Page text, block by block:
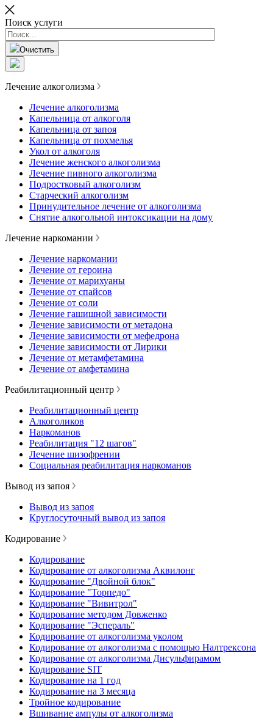
Поиск услуги
Очистить
Лечение алкоголизма
Лечение алкоголизма
Капельница от алкоголя
Капельница от запоя
Капельница от похмелья
Укол от алкоголя
Лечение женского алкоголизма
Лечение пивного алкоголизма
Подростковый алкоголизм
Старческий алкоголизм
Принудительное лечение от алкоголизма
Снятие алкогольной интоксикации на дому
Лечение наркомании
Лечение наркомании
Лечение от героина
Лечение от марихуаны
Лечение от спайсов
Лечение от соли
Лечение гашишной зависимости
Лечение зависимости от метадона
Лечение зависимости от мефедрона
Лечение зависимости от Лирики
Лечение от метамфетамина
Лечение от амфетамина
Реабилитационный центр
Реабилитационный центр
Алкоголиков
Наркоманов
Реабилитация "12 шагов"
Лечение шизофрении
Социальная реабилитация наркоманов
Вывод из запоя
Вывод из запоя
Круглосуточный вывод из запоя
Кодирование
Кодирование
Кодирование от алкоголизма Аквилонг
Кодирование "Двойной блок"
Кодирование "Торпедо"
Кодирование "Вивитрол"
Кодирование методом Довженко
Кодирование "Эспераль"
Кодирование от алкоголизма уколом
Кодирование от алкоголизма с помощью Налтрексона
Кодирование от алкоголизма Дисульфирамом
Кодирование SIT
Кодирование на 1 год
Кодирование на 3 месяца
Тройное кодирование
Вшивание ампулы от алкоголизма